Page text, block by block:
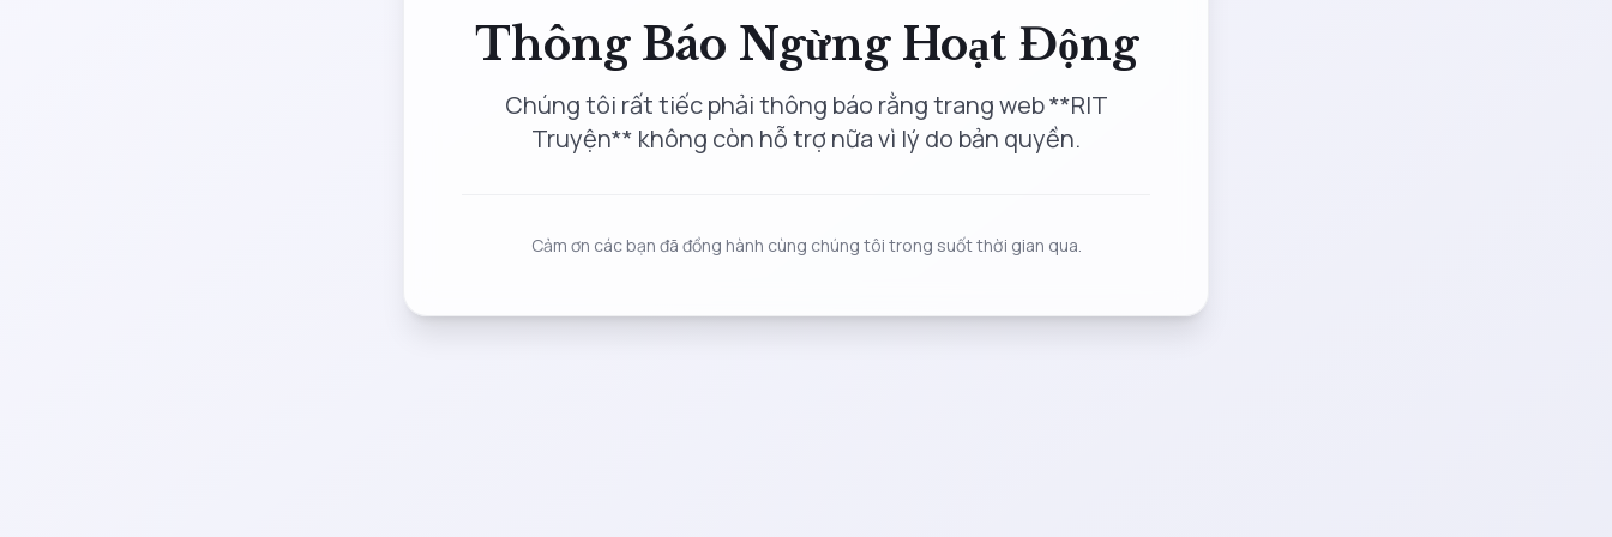
Thông Báo Ngừng Hoạt Động
Chúng tôi rất tiếc phải thông báo rằng trang web **RIT
Truyện** không còn hỗ trợ nữa vì lý do bản quyền.
Cảm ơn các bạn đã đồng hành cùng chúng tôi trong suốt thời gian qua.